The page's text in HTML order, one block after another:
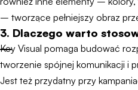
– tworzące pełniejszy obraz
3. Dlaczego warto
Key Visual pomaga budować
tworzenie spójnej komunikacji i
Jest też przydatny przy